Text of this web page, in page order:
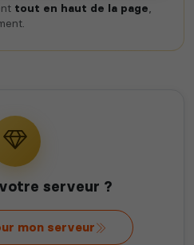
tout en haut de la page,
serveur ?
mon serveur